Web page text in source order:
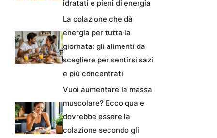
idratati e pieni di energia
La colazione che dà
energia per tutta la
giornata: gli alimenti da
scegliere per sentirsi sazi
e più concentrati
Vuoi aumentare la massa
muscolare? Ecco quale
dovrebbe essere la
colazione secondo gli